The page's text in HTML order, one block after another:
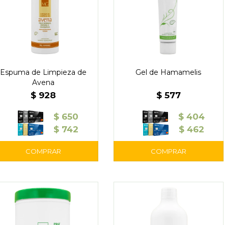
Espuma de Limpieza de
Avena
$ 928
$ 650
$ 742
Gel de Hamamelis
$ 577
$ 404
$ 462